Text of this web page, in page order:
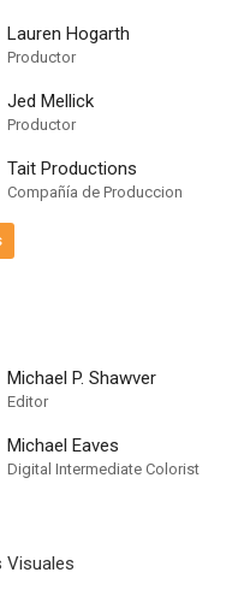
Lauren Hogarth
Productor
Jed Mellick
Productor
Tait Productions
Compañía de Produccion
Michael P. Shawver
Editor
Michael Eaves
Digital Intermediate Colorist
Visuales